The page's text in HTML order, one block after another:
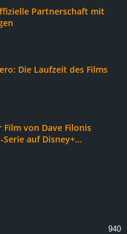
Partnerschaft mit
Die Laufzeit des Films
Film von Dave Filonis
auf Disney+...
940